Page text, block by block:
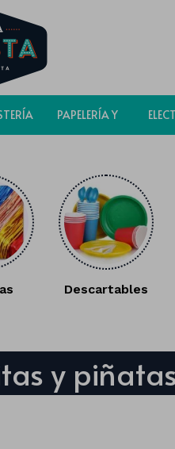
PAPELERÍA Y
Descartables
y